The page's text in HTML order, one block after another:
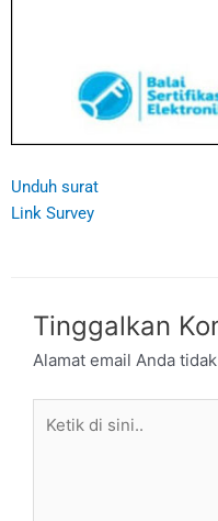
Unduh surat
Link Survey
Tinggalkan
Alamat email Anda